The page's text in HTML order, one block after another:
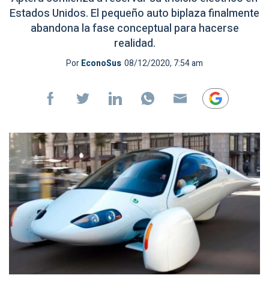
Estados Unidos. El pequeño auto biplaza finalmente
abandona la fase conceptual para hacerse
realidad.
PorEconoSus 08/12/2020, 7:54 am